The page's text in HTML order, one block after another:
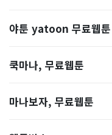
야툰 yatoon 무료웹툰
쿡마나, 무료웹툰
마나보자, 무료웹툰